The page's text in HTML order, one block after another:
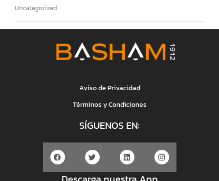
Uncategorized
Aviso de Privacidad
Términos y Condiciones
SÍGUENOS EN: